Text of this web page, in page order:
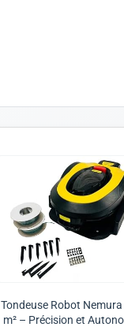
Tondeuse Robot
m² – Précision et